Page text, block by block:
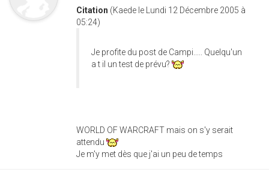
Citation (Kaede le Lundi 12 Décembre 2005 à
05:24)
Je profite du post de Campi..... Quelqu'un
a t il un test de prévu?
WORLD OF WARCRAFT mais on s'y serait
attendu
Je m'y met dès que j'ai un peu de temps